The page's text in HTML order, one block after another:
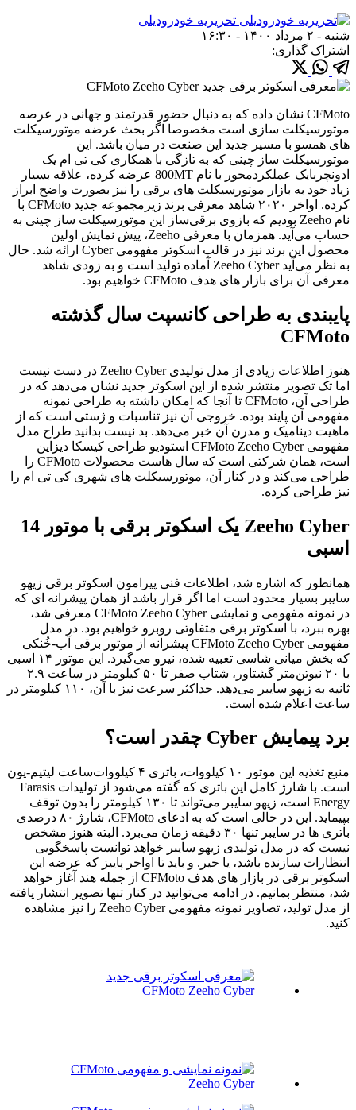
تحریریه خودرودیلی
شنبه - ۲ مرداد ۱۴۰۰ - ۱۶:۳۰
اشتراک گذاری:
CFMoto نشان داده که به دنبال حضور قدرتمند و جهانی در عرصه
موتورسیکلت سازی است مخصوصا اگر بحث عرضه موتورسیکلت
های همسو با مسیر جدید این صنعت در میان باشد. این
موتورسیکلت ساز چینی که به تازگی با همکاری کی تی ام یک
ادونچربایک عملکردمحور با نام 800MT عرضه کرده، علاقه بسیار
زیاد خود به بازار موتورسیکلت های برقی را نیز بصورت واضح ابراز
کرده. اواخر ۲۰۲۰ شاهد معرفی برند زیرمجموعه جدید CFMoto با
نام Zeeho بودیم که بازوی برقی‌ساز این موتورسیکلت ساز چینی به
حساب می‌آید. همزمان با معرفی Zeeho، پیش نمایش اولین
محصول این برند نیز در قالب اسکوتر مفهومی Cyber ارائه شد. حال
به نظر می‌آید Zeeho Cyber آماده تولید است و به زودی شاهد
معرفی آن برای بازار های هدف CFMoto خواهیم بود.
پایبندی به طراحی کانسپت سال گذشته
CFMoto
هنوز اطلاعات زیادی از مدل تولیدی Zeeho Cyber در دست نیست
اما تک تصویر منتشر شده از این اسکوتر جدید نشان می‌دهد که در
طراحی آن، CFMoto تا آنجا که امکان داشته به طراحی نمونه
مفهومی آن پایند بوده. خروجی آن نیز تناسبات و ژستی است که از
ماهیت دینامیک و مدرن آن خبر می‌دهد. بد نیست بدانید طراح مدل
مفهومی CFMoto Zeeho Cyber استودیو طراحی کیسکا دیزاین
است، همان شرکتی است که سال هاست محصولات CFMoto را
طراحی می‌کند و در کنار آن، موتورسیکلت های شهری کی تی ام را
نیز طراحی کرده.
Zeeho Cyber یک اسکوتر برقی با موتور 14
اسبی
همانطور که اشاره شد، اطلاعات فنی پیرامون اسکوتر برقی زیهو
سایبر بسیار محدود است اما اگر قرار باشد از همان پیشرانه ای که
در نمونه مفهومی و نمایشی CFMoto Zeeho Cyber معرفی شد،
بهره ببرد، با اسکوتر برقی متفاوتی روبرو خواهیم بود. در مدل
مفهومی CFMoto Zeeho Cyber پیشرانه از موتور برقی آب-خُنکی
که بخش میانی شاسی تعبیه شده، نیرو می‌گیرد. این موتور ۱۴ اسبی
با ۲۰ نیوتن‌متر گشتاور، شتاب صفر تا ۵۰ کیلومتر در ساعت ۲.۹
ثانیه به زیهو سایبر می‌دهد. حداکثر سرعت نیز با آن، ۱۱۰ کیلومتر در
ساعت اعلام شده است.
برد پیمایش Cyber چقدر است؟
منبع تغذیه این موتور ۱۰ کیلووات، باتری ۴ کیلووات‌ساعت لیتیم-یون
است. با شارژ کامل این باتری که گفته می‌شود از تولیدات Farasis
Energy است، زیهو سایبر می‌تواند تا ۱۳۰ کیلومتر را بدون توقف
بپیماید. این در حالی است که به ادعای CFMoto، شارژ ۸۰ درصدی
باتری ها در سایبر تنها ۳۰ دقیقه زمان می‌برد. البته هنوز مشخص
نیست که در مدل تولیدی زیهو سایبر خواهد توانست پاسخگویی
انتظارات سازنده باشد، یا خیر. و باید تا اواخر پاییز که عرضه این
اسکوتر برقی در بازار های هدف CFMoto از جمله هند آغاز خواهد
شد، منتظر بمانیم. در ادامه می‌توانید در کنار تنها تصویر انتشار یافته
از مدل تولید، تصاویر نمونه مفهومی Zeeho Cyber را نیز مشاهده
کنید.